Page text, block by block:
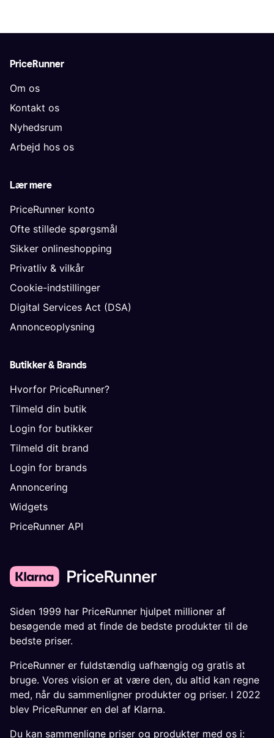
PriceRunner
Om os
Kontakt os
Nyhedsrum
Arbejd hos os
Lær mere
PriceRunner konto
Ofte stillede spørgsmål
Sikker onlineshopping
Privatliv & vilkår
Cookie-indstillinger
Digital Services Act (DSA)
Annonceoplysning
Butikker & Brands
Hvorfor PriceRunner?
Tilmeld din butik
Login for butikker
Tilmeld dit brand
Login for brands
Annoncering
Widgets
PriceRunner API
Siden 1999 har PriceRunner hjulpet millioner af
besøgende med at finde de bedste produkter til de
bedste priser.
PriceRunner er fuldstændig uafhængig og gratis at
bruge. Vores vision er at være den, du altid kan regne
med, når du sammenligner produkter og priser. I 2022
blev PriceRunner en del af Klarna.
Du kan sammenligne priser og produkter med os i: